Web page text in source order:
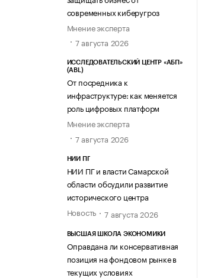
современных киберугроз
Мнение эксперта
7 августа 2026
ИССЛЕДОВАТЕЛЬСКИЙ ЦЕНТР «АБП»
(ABL)
От посредника к
инфраструктуре: как меняется
роль цифровых платформ
Мнение эксперта
7 августа 2026
НИИ ПГ
НИИ ПГ и власти Самарской
области обсудили развитие
исторического центра
Новость
7 августа 2026
ВЫСШАЯ ШКОЛА ЭКОНОМИКИ
Оправдана ли консервативная
позиция на фондовом рынке в
текущих условиях